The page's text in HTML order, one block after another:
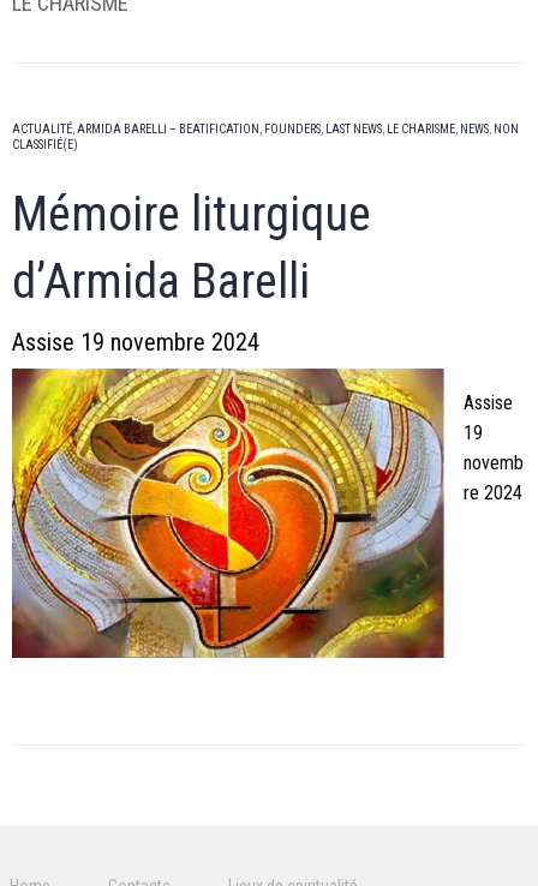
ACTUALITÉ,ARMIDA BARELLI – BEATIFICATION , FOUNDERS, LAST NEWS, LE CHARISME, NEWS, NON
CLASSIFIÉ(E)
Mémoire liturgique
d’Armida Barelli
Assise 19 novembre 2024
Assise
19
novemb
re 2024